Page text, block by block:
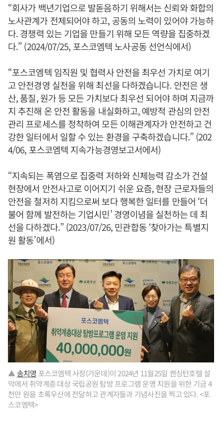
“회사가 백년기업으로 발돋음하기 위해서는 신뢰와 화합의
노사관계가 전제되어야 하고, 공동의 노력이 있어야 가능하
다. 경쟁력 있는 기업을 만들기 위해 모든 역량을 집중하겠
다.” (2024/07/25, 포스코엠텍 노사공동 선언식에서)
“포스코엠텍 임직원 및 협력사 안전을 최우선 가치로 여기
고 안전경영 실천을 위해 최선을 다하겠습니다. 안전은 생
산, 품질, 원가 등 모든 가치보다 최우선 되어야 하며 지금까
지 추진해 온 안전 활동을 내실화하고, 예방적 관심의 안전
관리 프로세스를 정착하여 모든 이해관계자가 안전하고 건
강한 일터에서 일할 수 있는 환경을 구축하겠습니다.” (202
4/06, 포스코엠텍 지속가능경영보고서에서)
“지속되는 폭염으로 집중력 저하와 신체능력 감소가 건설
현장에서 안전사고로 이어지기 쉬운 요즘, 현장 근로자들의
안전을 철저히 지킴으로써 보다 행복한 일터를 만들어 ‘더
불어 함께 발전하는 기업시민’ 경영이념을 실천하는 데 최
선을 다하겠다.” (2023/07/26, 민관합동 ‘찾아가는 특별지
원 활동’에서)
▲송치영 포스코엠텍 사장(가운데)이 2024년 11월25일 켄싱턴호텔 설
악에서 취약계층 대상 국립공원 탐방 프로그램 운영 지원을 위한 기금 4
천만 원을 초록우산에 전달하고 관계자들과 기념사진을 찍고 있다. <포
스코엠텍>